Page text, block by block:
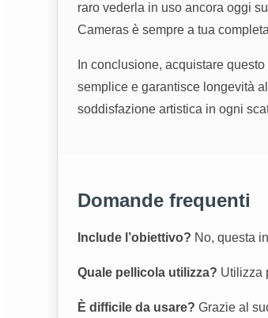
raro vederla in uso ancora oggi
Cameras è sempre a tua
In conclusione, acquistare questo
semplice e garantisce longevità
soddisfazione artistica in ogni
Domande frequenti
Include l’obiettivo? No, questa
Quale pellicola utilizza? Utilizza
È difficile da usare? Grazie al